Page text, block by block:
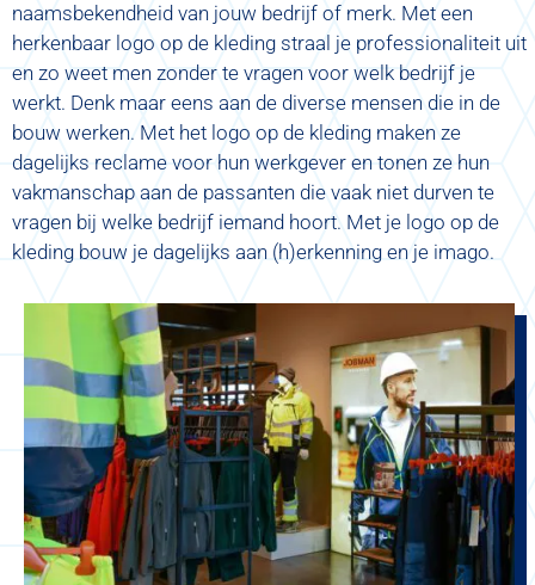
naamsbekendheid van jouw bedrijf of merk. Met een
herkenbaar logo op de kleding straal je professionaliteit uit
en zo weet men zonder te vragen voor welk bedrijf je
werkt. Denk maar eens aan de diverse mensen die in de
bouw werken. Met het logo op de kleding maken ze
dagelijks reclame voor hun werkgever en tonen ze hun
vakmanschap aan de passanten die vaak niet durven te
vragen bij welke bedrijf iemand hoort. Met je logo op de
kleding bouw je dagelijks aan (h)erkenning en je imago.